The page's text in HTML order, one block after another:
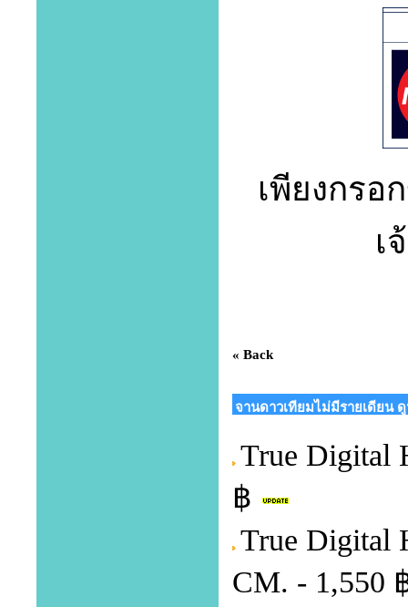
เพียงกร
เ
« Back
จานดาวเทียมไม่มีรายเดียน
True Digital
฿
True Digital
CM. - 1,550